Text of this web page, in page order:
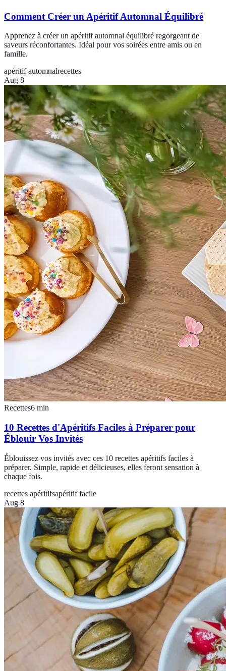
Comment Créer un Apéritif Automnal Équilibré
Apprenez à créer un apéritif automnal équilibré regorgeant de
saveurs réconfortantes. Idéal pour vos soirées entre amis ou en
famille.
apéritif automnalrecettes
Aug 8
Recettes6 min
10 Recettes d'Apéritifs Faciles à Préparer pour
Éblouir Vos Invités
Éblouissez vos invités avec ces 10 recettes apéritifs faciles à
préparer. Simple, rapide et délicieuses, elles feront sensation à
chaque fois.
recettes apéritifsapéritif facile
Aug 8